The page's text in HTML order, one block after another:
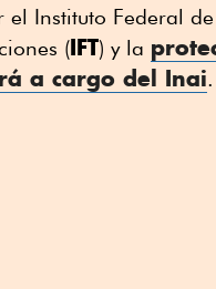
el Instituto Federal de
(IFT) y la
a cargo del Inai.